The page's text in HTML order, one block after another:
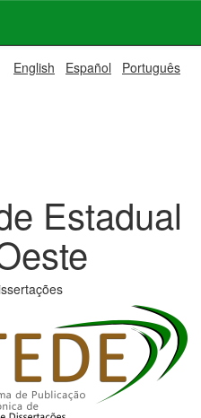
English Español Português
Estadual